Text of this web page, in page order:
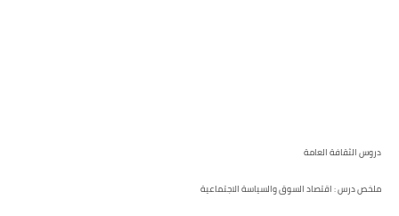
دروس الثقافة العامة
ملخص درس : اقتصاد السوق والسياسة الاجتماعية